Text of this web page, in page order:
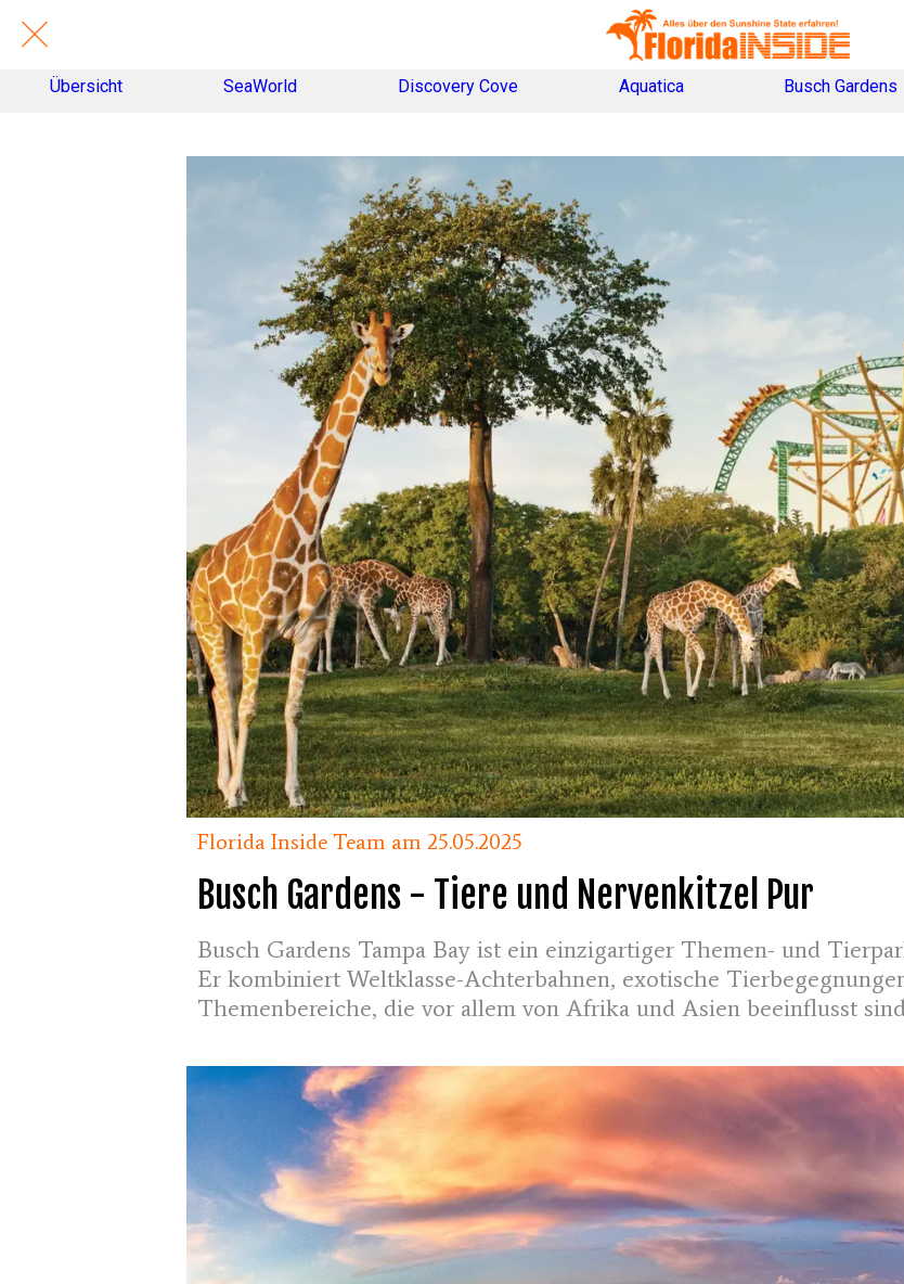
Übersicht SeaWorld Discovery Cove Aquatica Busch Gardens
Florida Inside Team am 25.05.2025
Busch Gardens - Tiere und Nervenkitzel Pur
Busch Gardens Tampa Bay ist ein einzigartiger Themen- und
Er kombiniert Weltklasse-Achterbahnen, exotische
Themenbereiche, die vor allem von Afrika und Asien beeinflusst